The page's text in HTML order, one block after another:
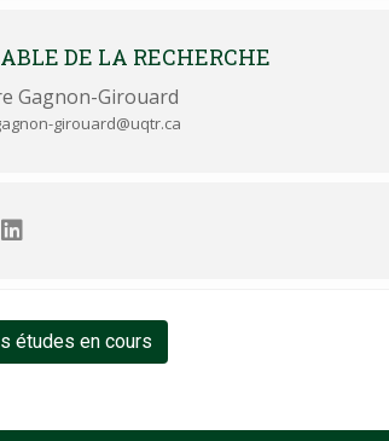
DE LA RECHERCHE
Gagnon-Girouard
girouard@uqtr.ca
études en cours